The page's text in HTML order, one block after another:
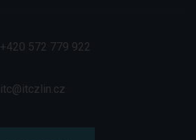
+420 572 779 922
itc@itczlin.cz